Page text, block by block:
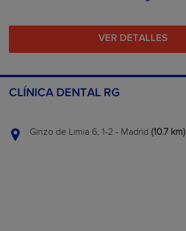
VER DETALLES
CLÍNICA DENTAL RG
Ginzo de Limia 6, 1-2 - Madrid (10.7 km)